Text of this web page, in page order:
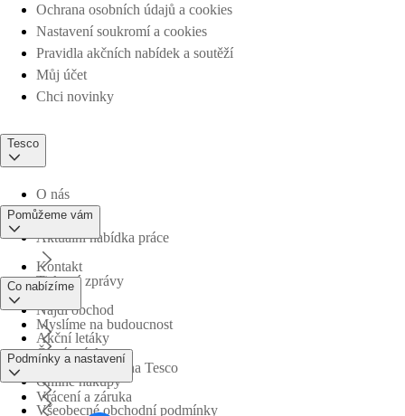
Ochrana osobních údajů a cookies
Nastavení soukromí a cookies
Pravidla akčních nabídek a soutěží
Můj účet
Chci novinky
Tesco
O nás
Aktuální nabídka práce
Tiskové zprávy
Myslíme na budoucnost
Obchodní skupina Tesco
Pomůžeme vám
Kontakt
Najdi obchod
Časté otázky
Vrácení a záruka
Co nabízíme
Akční letáky
Online nákupy
Podmínky a nastavení
Všeobecné obchodní podmínky